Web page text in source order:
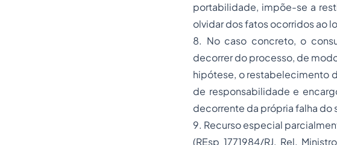
portabilidade, impõe-se a
olvidar dos fatos ocorridos ao
8. No caso concreto, o
decorrer do processo, de
hipótese, o restabelecimento
de responsabilidade e
decorrente da própria falha do
9. Recurso especial
(REsp 1771984/RJ, Rel.